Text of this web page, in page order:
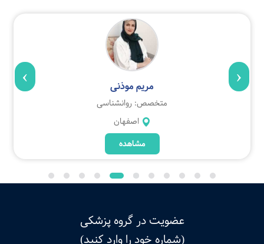
مریم موذنی
متخصص: روانشناسی
اصفهان
مشاهده
‹
›
عضویت در گروه پزشکی
(شماره خود را وارد کنید)